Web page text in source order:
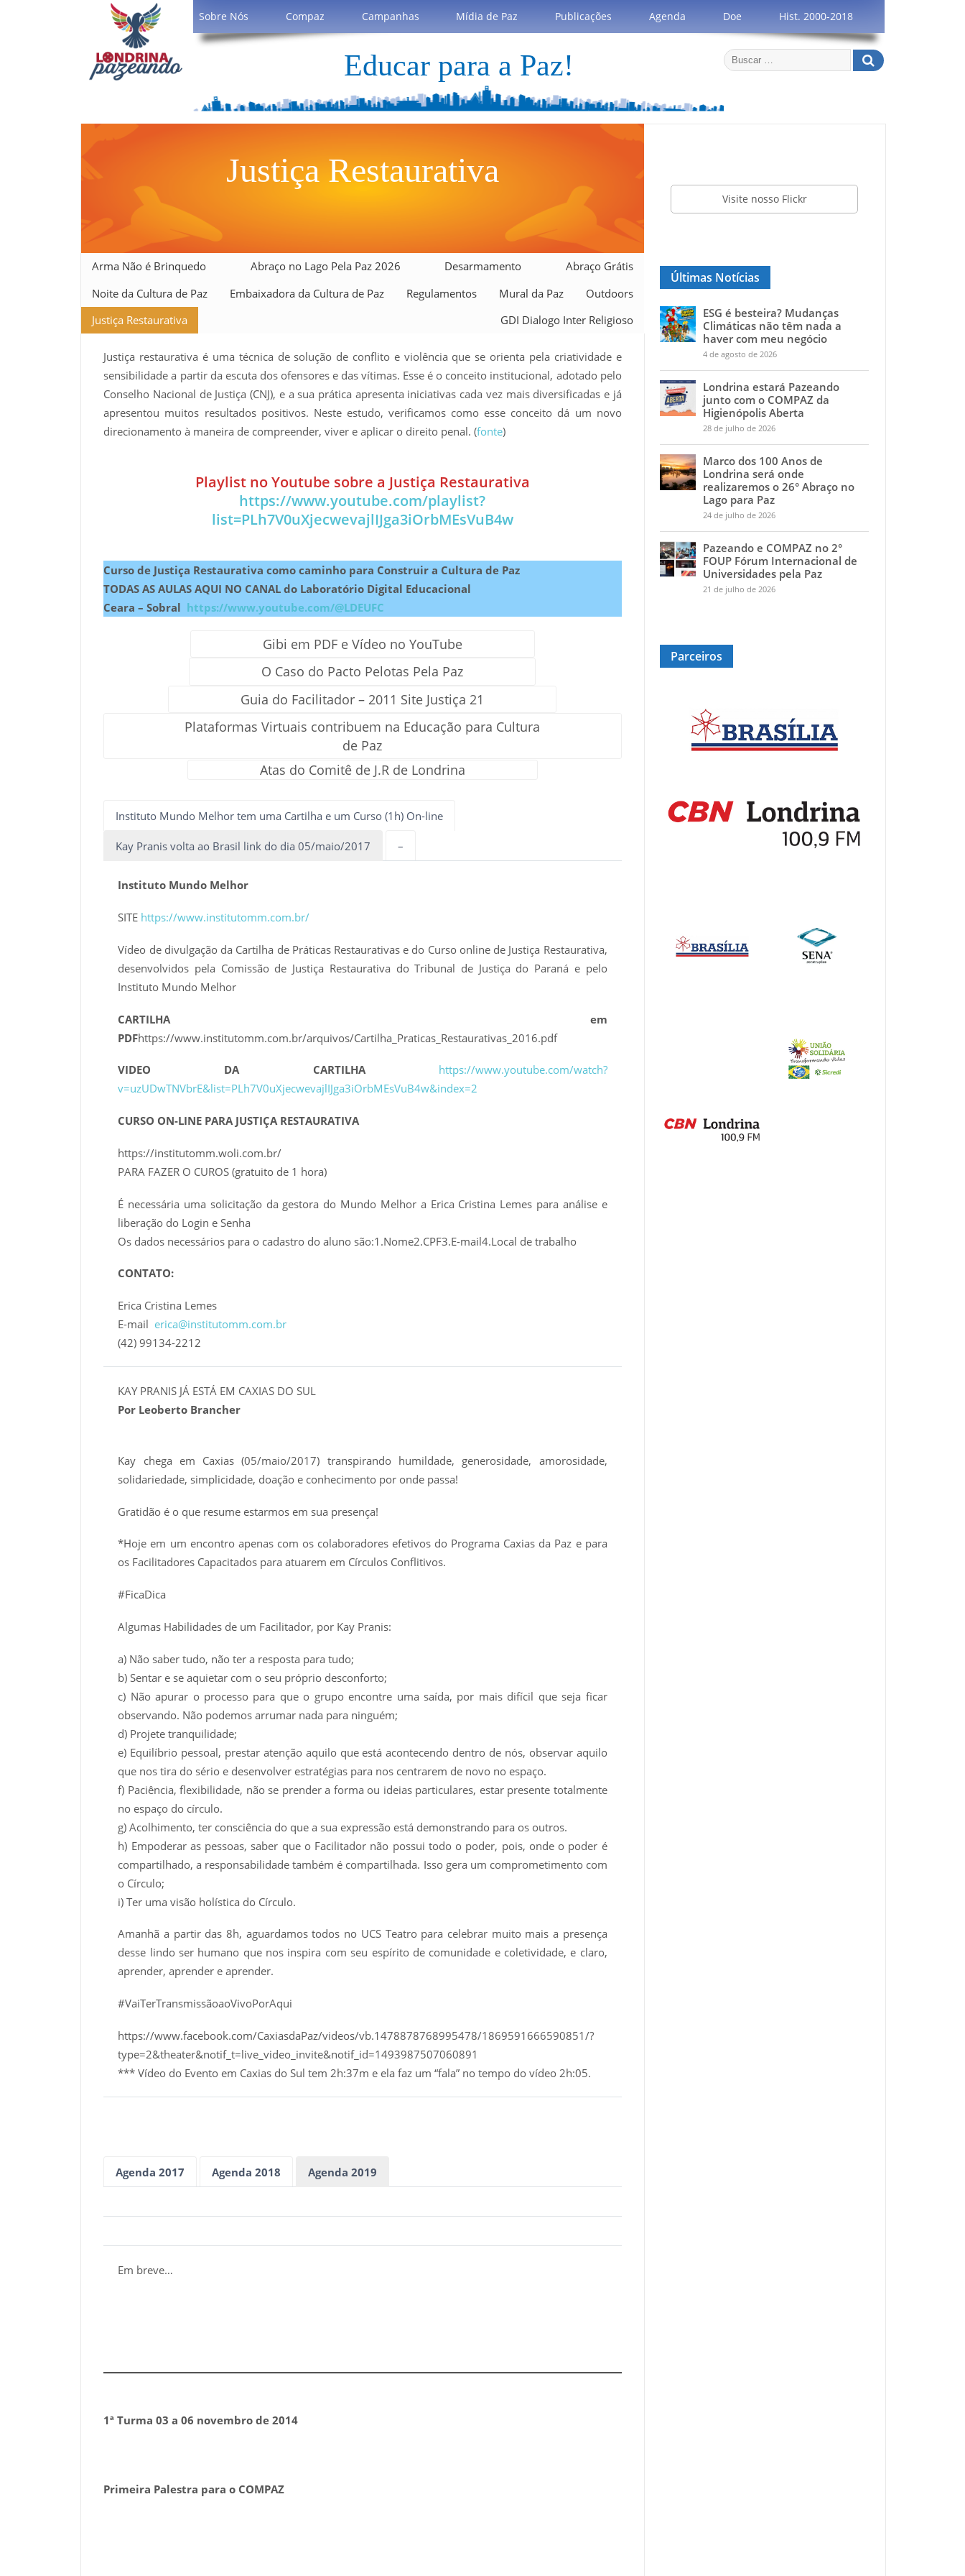
Sobre Nós Compaz Campanhas Mídia de Paz Publicações Agenda Doe Hist. 2000-2018
Educar para a Paz!
Justiça Restaurativa
Arma Não é Brinquedo Abraço no Lago Pela Paz 2026 Desarmamento
Abraço Grátis
Noite da Cultura de Paz
Embaixadora da Cultura de Paz Regulamentos Mural da Paz
Outdoors
Justiça Restaurativa
GDI Dialogo Inter Religioso
Justiça restaurativa é uma técnica de solução de conflito e violência que se orienta pela criatividade e
sensibilidade a partir da escuta dos ofensores e das vítimas. Esse é o conceito institucional, adotado pelo
Conselho Nacional de Justiça (CNJ), e a sua prática apresenta iniciativas cada vez mais diversificadas e já
apresentou muitos resultados positivos. Neste estudo, verificamos como esse conceito dá um novo
direcionamento à maneira de compreender, viver e aplicar o direito penal. (fonte)
Playlist no Youtube sobre a Justiça Restaurativa
https://www.youtube.com/playlist?
list=PLh7V0uXjecwevajlIJga3iOrbMEsVuB4w
Curso de Justiça Restaurativa como caminho para Construir a Cultura de Paz
TODAS AS AULAS AQUI NO CANAL do Laboratório Digital Educacional
Ceara – Sobral https://www.youtube.com/@LDEUFC
Gibi em PDF e Vídeo no YouTube
O Caso do Pacto Pelotas Pela Paz
Guia do Facilitador – 2011 Site Justiça 21
Plataformas Virtuais contribuem na Educação para Cultura
de Paz
Atas do Comitê de J.R de Londrina
Instituto Mundo Melhor tem uma Cartilha e um Curso (1h) On-line
Kay Pranis volta ao Brasil link do dia 05/maio/2017 –
Instituto Mundo Melhor
SITE https://www.institutomm.com.br/
Vídeo de divulgação da Cartilha de Práticas Restaurativas e do Curso online de Justiça Restaurativa,
desenvolvidos pela Comissão de Justiça Restaurativa do Tribunal de Justiça do Paraná e pelo
Instituto Mundo Melhor
CARTILHA em
PDFhttps://www.institutomm.com.br/arquivos/Cartilha_Praticas_Restaurativas_2016.pdf
VIDEO DA CARTILHA
https://www.youtube.com/watch?
v=uzUDwTNVbrE&list=PLh7V0uXjecwevajlIJga3iOrbMEsVuB4w&index=2
CURSO ON-LINE PARA JUSTIÇA RESTAURATIVA
https://institutomm.woli.com.br/
PARA FAZER O CUROS (gratuito de 1 hora)
É necessária uma solicitação da gestora do Mundo Melhor a Erica Cristina Lemes para análise e
liberação do Login e Senha
Os dados necessários para o cadastro do aluno são:1.Nome2.CPF3.E-mail4.Local de trabalho
CONTATO:
Erica Cristina Lemes
E-mail erica@institutomm.com.br
(42) 99134-2212
KAY PRANIS JÁ ESTÁ EM CAXIAS DO SUL
Por Leoberto Brancher
Kay chega em Caxias (05/maio/2017) transpirando humildade, generosidade, amorosidade,
solidariedade, simplicidade, doação e conhecimento por onde passa!
Gratidão é o que resume estarmos em sua presença!
*Hoje em um encontro apenas com os colaboradores efetivos do Programa Caxias da Paz e para
os Facilitadores Capacitados para atuarem em Círculos Conflitivos.
#FicaDica
Algumas Habilidades de um Facilitador, por Kay Pranis:
a) Não saber tudo, não ter a resposta para tudo;
b) Sentar e se aquietar com o seu próprio desconforto;
c) Não apurar o processo para que o grupo encontre uma saída, por mais difícil que seja ficar
observando. Não podemos arrumar nada para ninguém;
d) Projete tranquilidade;
e) Equilíbrio pessoal, prestar atenção aquilo que está acontecendo dentro de nós, observar aquilo
que nos tira do sério e desenvolver estratégias para nos centrarem de novo no espaço.
f) Paciência, flexibilidade, não se prender a forma ou ideias particulares, estar presente totalmente
no espaço do círculo.
g) Acolhimento, ter consciência do que a sua expressão está demonstrando para os outros.
h) Empoderar as pessoas, saber que o Facilitador não possui todo o poder, pois, onde o poder é
compartilhado, a responsabilidade também é compartilhada. Isso gera um comprometimento com
o Círculo;
i) Ter uma visão holística do Círculo.
Amanhã a partir das 8h, aguardamos todos no UCS Teatro para celebrar muito mais a presença
desse lindo ser humano que nos inspira com seu espírito de comunidade e coletividade, e claro,
aprender, aprender e aprender.
#VaiTerTransmissãoaoVivoPorAqui
https://www.facebook.com/CaxiasdaPaz/videos/vb.1478878768995478/1869591666590851/?
type=2&theater&notif_t=live_video_invite&notif_id=1493987507060891
*** Vídeo do Evento em Caxias do Sul tem 2h:37m e ela faz um “fala” no tempo do vídeo 2h:05.
Agenda 2017 Agenda 2018 Agenda 2019
Em breve…
1ª Turma 03 a 06 novembro de 2014
Primeira Palestra para o COMPAZ
Visite nosso Flickr
Últimas Notícias
ESG é besteira? Mudanças
Climáticas não têm nada a
haver com meu negócio
4 de agosto de 2026
Londrina estará Pazeando
junto com o COMPAZ da
Higienópolis Aberta
28 de julho de 2026
Marco dos 100 Anos de
Londrina será onde
realizaremos o 26° Abraço no
Lago para Paz
24 de julho de 2026
Pazeando e COMPAZ no 2°
FOUP Fórum Internacional de
Universidades pela Paz
21 de julho de 2026
Parceiros